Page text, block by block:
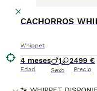
Lee nuestrapágina
CACHORROS
Whippet
4 meses
Edad
1 2
Sexo
499 €
Precio